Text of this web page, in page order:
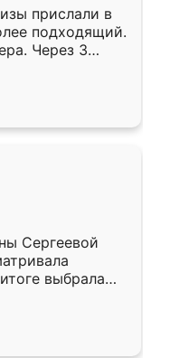
прислали в
подходящий.
Через 3
Остались
Ренессанс
Сергеевой
выбрала
потом
объяснил
в срок, с